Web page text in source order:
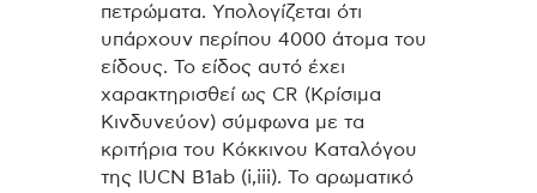
πετρώματα. Υπολογίζεται ότι
υπάρχουν περίπου 4000 άτομα του
είδους. Το είδος αυτό έχει
χαρακτηρισθεί ως CR (Κρίσιμα
Κινδυνεύον) σύμφωνα με τα
κριτήρια του Κόκκινου Καταλόγου
της IUCN B1ab (i,iii). Το αρωματικό